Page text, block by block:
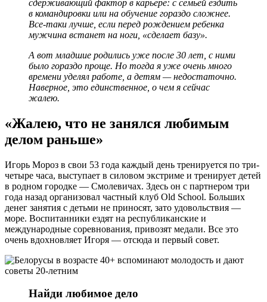
сдерживающий фактор в карьере: с семьей ездить
в командировки или на обучение гораздо сложнее.
Все-таки лучше, если перед рождением ребенка
мужчина встанет на ноги, «сделает базу».
А вот младшие родились уже после 30 лет, с ними
было гораздо проще. Но тогда я уже очень много
времени уделял работе, а детям — недостаточно.
Наверное, это единственное, о чем я сейчас
жалею.
«Жалею, что не занялся любимым
делом раньше»
Игорь Мороз в свои 53 года каждый день тренируется по три-
четыре часа, выступает в силовом экстриме и тренирует детей
в родном городке — Смолевичах. Здесь он с партнером три
года назад организовал частный клуб Old School. Больших
денег занятия с детьми не приносят, зато удовольствия —
море. Воспитанники ездят на республиканские и
международные соревнования, привозят медали. Все это
очень вдохновляет Игоря — отсюда и первый совет.
Найди любимое дело